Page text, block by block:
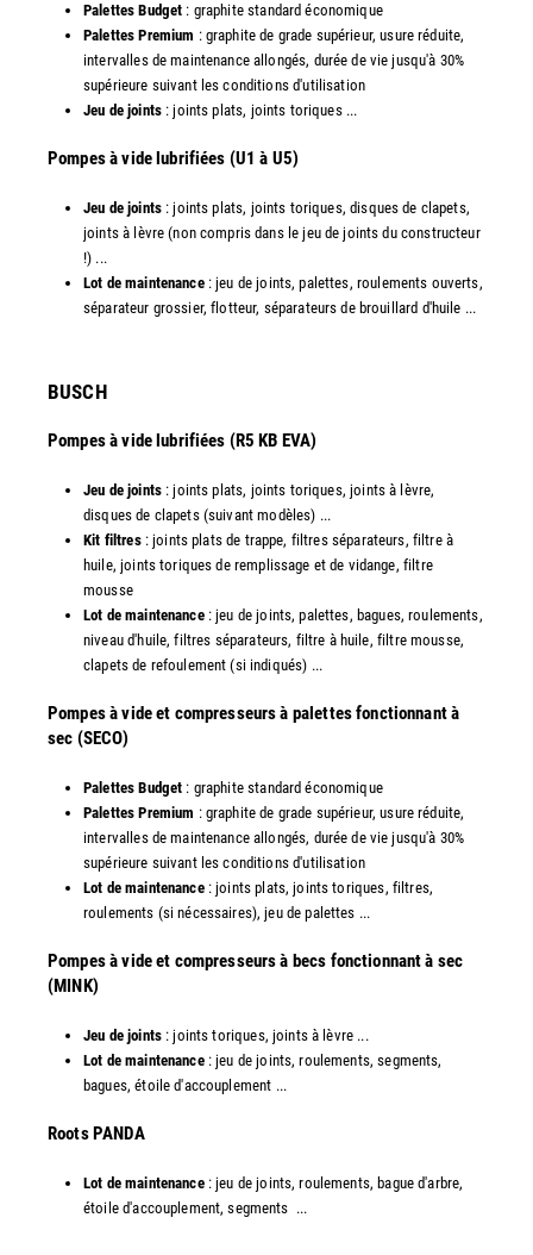
Palettes Budget : graphite standard économique
Palettes Premium : graphite de grade supérieur, usure réduite,
intervalles de maintenance allongés, durée de vie jusqu'à 30%
supérieure suivant les conditions d'utilisation
Jeu de joints: joints plats, joints toriques ...
​Pompes à vide lubrifiées (U1 à U5)
Jeu de joints: joints plats, joints toriques, disques de clapets,
joints à lèvre (non compris dans le jeu de joints du constructeur
!) ...
Lot de maintenance: jeu de joints, palettes, roulements ouverts,
séparateur grossier, flotteur, séparateurs de brouillard d'huile ...
​BUSCH
Pompes à vide lubrifiées (R5 KB EVA)
Jeu de joints : joints plats, joints toriques, joints à lèvre,
disques de clapets (suivant modèles) ...
Kit filtres: joints plats de trappe, filtres séparateurs, filtre à
huile, joints toriques de remplissage et de vidange, filtre
mousse
Lot de maintenance: jeu de joints, palettes, bagues, roulements,
niveau d'huile, filtres séparateurs, filtre à huile, filtre mousse,
clapets de refoulement (si indiqués) ...
​Pompes à vide et compresseurs à palettes fonctionnant à
sec (SECO)
Palettes Budget : graphite standard économique
Palettes Premium : graphite de grade supérieur, usure réduite,
intervalles de maintenance allongés, durée de vie jusqu'à 30%
supérieure suivant les conditions d'utilisation
Lot de maintenance: joints plats, joints toriques, filtres,
roulements (si nécessaires), jeu de palettes ...
Pompes à vide et compresseurs à becs fonctionnant à sec
(MINK)
Jeu de joints: joints toriques, joints à lèvre ...
Lot de maintenance: jeu de joints, roulements, segments,
bagues, étoile d'accouplement ...
​Roots PANDA
Lot de maintenance: jeu de joints, roulements, bague d'arbre,
étoile d'accouplement, segments ...​